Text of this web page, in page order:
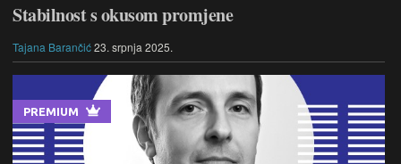
Stabilnost s okusom promjene
Tajana Barančić23. srpnja 2025.
PREMIUM